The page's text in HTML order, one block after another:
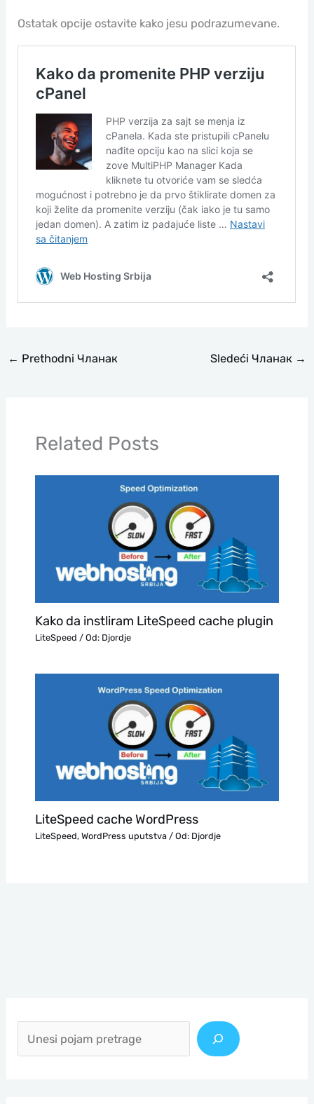
Ostatak opcije ostavite kako jesu podrazumevane.
← Prethodni Чланак Sledeći Чланак →
Related Posts
Kako da instliram LiteSpeed cache plugin
LiteSpeed / Od: Djordje
LiteSpeed cache WordPress
LiteSpeed, WordPress uputstva/ Od: Djordje
е